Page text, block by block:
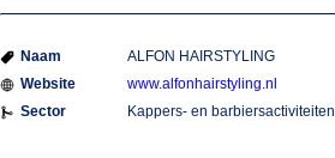
Naam
ALFON HAIRSTYLING
Website
www.alfonhairstyling.nl
Sector
Kappers- en barbiersactiviteiten